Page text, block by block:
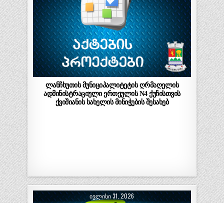
ლანჩხუთის მუნიციპალიტეტის ღრმაღელის
ადმინისტრაციული ერთეულის N4 ქუჩისთვის
ქვიშიანის სახელის მინიჭების შესახებ
ᲘᲕᲚᲘᲡᲘ 31, 2026